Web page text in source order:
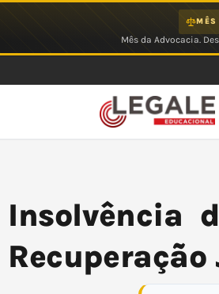
MÊS
Mês da Advocacia.
Insolvência